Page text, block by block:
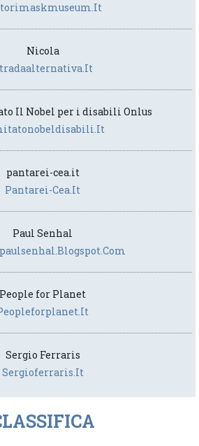
Nicola
Il Nobel per i disabili Onlus
pantarei-cea.it
Pantarei-Cea.it
Paul Senhal
People for Planet
Sergio Ferraris
Sergioferraris.it